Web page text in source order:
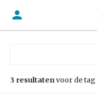
3 resultatenvoor de tag